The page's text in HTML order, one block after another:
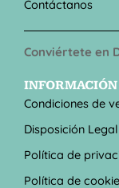
Contáctanos
Conviértete en
INFORMACIÓN
Condiciones de
Disposición Legal
Política de
Política de